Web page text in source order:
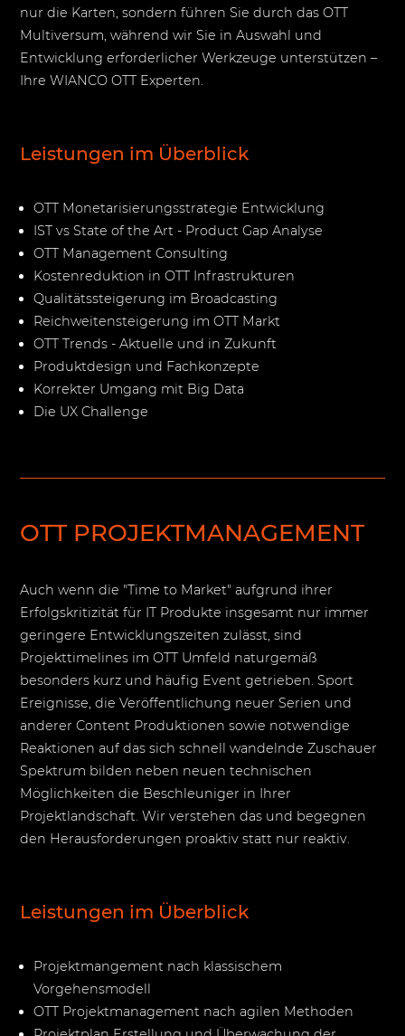
nur die Karten, sondern führen Sie durch das OTT
Multiversum, während wir Sie in Auswahl und
Entwicklung erforderlicher Werkzeuge unterstützen –
Ihre WIANCO OTT Experten.
Leistungen im Überblick
OTT Monetarisierungsstrategie Entwicklung
IST vs State of the Art - Product Gap Analyse
OTT Management Consulting
Kostenreduktion in OTT Infrastrukturen
Qualitätssteigerung im Broadcasting
Reichweitensteigerung im OTT Markt
OTT Trends - Aktuelle und in Zukunft
Produktdesign und Fachkonzepte
Korrekter Umgang mit Big Data
Die UX Challenge
OTT PROJEKTMANAGEMENT
Auch wenn die "Time to Market" aufgrund ihrer
Erfolgskritizität für IT Produkte insgesamt nur immer
geringere Entwicklungszeiten zulässt, sind
Projekttimelines im OTT Umfeld naturgemäß
besonders kurz und häufig Event getrieben. Sport
Ereignisse, die Veröffentlichung neuer Serien und
anderer Content Produktionen sowie notwendige
Reaktionen auf das sich schnell wandelnde Zuschauer
Spektrum bilden neben neuen technischen
Möglichkeiten die Beschleuniger in Ihrer
Projektlandschaft. Wir verstehen das und begegnen
den Herausforderungen proaktiv statt nur reaktiv.
Leistungen im Überblick
Projektmangement nach klassischem
Vorgehensmodell
OTT Projektmanagement nach agilen Methoden